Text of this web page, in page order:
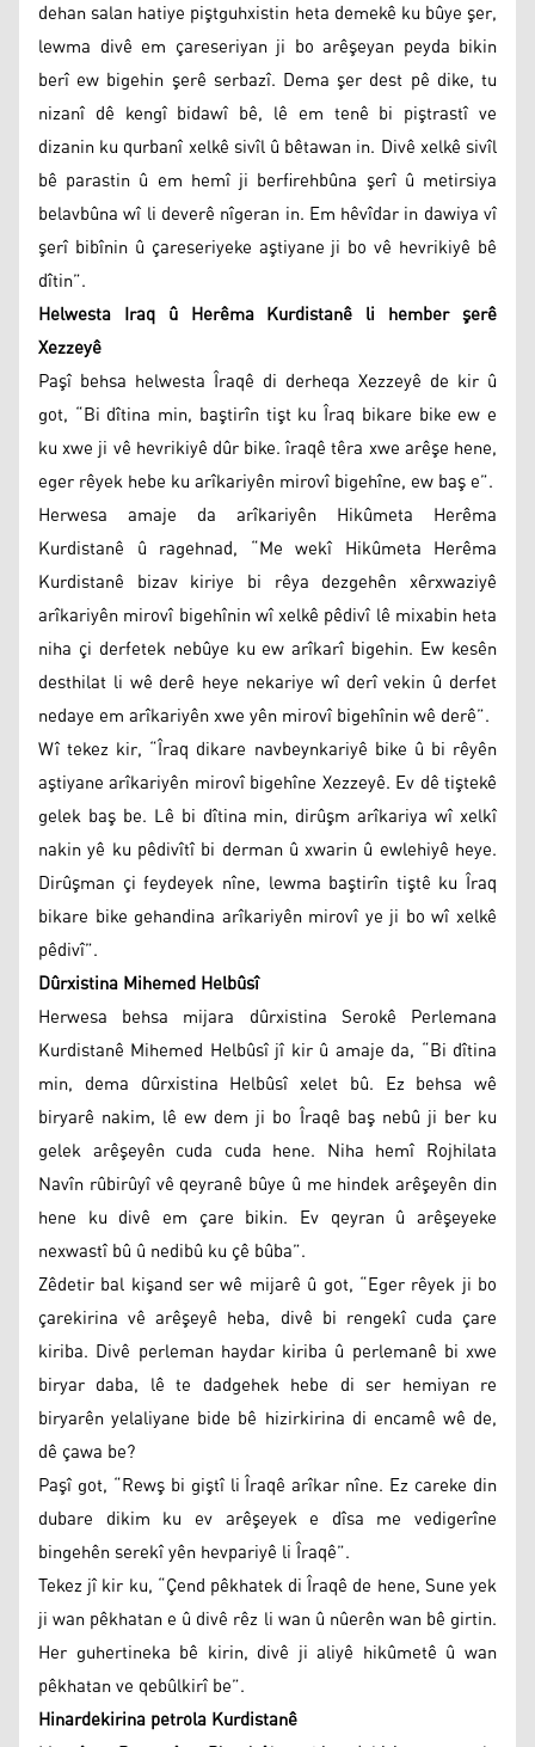
dehan salan hatiye piştguhxistin heta demekê ku bûye şer,
lewma divê em çareseriyan ji bo arêşeyan peyda bikin
berî ew bigehin şerê serbazî. Dema şer dest pê dike, tu
nizanî dê kengî bidawî bê, lê em tenê bi piştrastî ve
dizanin ku qurbanî xelkê sivîl û bêtawan in. Divê xelkê sivîl
bê parastin û em hemî ji berfirehbûna şerî û metirsiya
belavbûna wî li deverê nîgeran in. Em hêvîdar in dawiya vî
şerî bibînin û çareseriyeke aştiyane ji bo vê hevrikiyê bê
dîtin”.
Helwesta Iraq û Herêma Kurdistanê li hember şerê
Xezzeyê
Paşî behsa helwesta Îraqê di derheqa Xezzeyê de kir û
got, “Bi dîtina min, baştirîn tişt ku Îraq bikare bike ew e
ku xwe ji vê hevrikiyê dûr bike. îraqê têra xwe arêşe hene,
eger rêyek hebe ku arîkariyên mirovî bigehîne, ew baş e”.
Herwesa amaje da arîkariyên Hikûmeta Herêma
Kurdistanê û ragehnad, “Me wekî Hikûmeta Herêma
Kurdistanê bizav kiriye bi rêya dezgehên xêrxwaziyê
arîkariyên mirovî bigehînin wî xelkê pêdivî lê mixabin heta
niha çi derfetek nebûye ku ew arîkarî bigehin. Ew kesên
desthilat li wê derê heye nekariye wî derî vekin û derfet
nedaye em arîkariyên xwe yên mirovî bigehînin wê derê”.
Wî tekez kir, “Îraq dikare navbeynkariyê bike û bi rêyên
aştiyane arîkariyên mirovî bigehîne Xezzeyê. Ev dê tiştekê
gelek baş be. Lê bi dîtina min, dirûşm arîkariya wî xelkî
nakin yê ku pêdivîtî bi derman û xwarin û ewlehiyê heye.
Dirûşman çi feydeyek nîne, lewma baştirîn tiştê ku Îraq
bikare bike gehandina arîkariyên mirovî ye ji bo wî xelkê
pêdivî”.
Dûrxistina Mihemed Helbûsî
Herwesa behsa mijara dûrxistina Serokê Perlemana
Kurdistanê Mihemed Helbûsî jî kir û amaje da, “Bi dîtina
min, dema dûrxistina Helbûsî xelet bû. Ez behsa wê
biryarê nakim, lê ew dem ji bo Îraqê baş nebû ji ber ku
gelek arêşeyên cuda cuda hene. Niha hemî Rojhilata
Navîn rûbirûyî vê qeyranê bûye û me hindek arêşeyên din
hene ku divê em çare bikin. Ev qeyran û arêşeyeke
nexwastî bû û nedibû ku çê bûba”.
Zêdetir bal kişand ser wê mijarê û got, “Eger rêyek ji bo
çarekirina vê arêşeyê heba, divê bi rengekî cuda çare
kiriba. Divê perleman haydar kiriba û perlemanê bi xwe
biryar daba, lê te dadgehek hebe di ser hemiyan re
biryarên yelaliyane bide bê hizirkirina di encamê wê de,
dê çawa be?
Paşî got, “Rewş bi giştî li Îraqê arîkar nîne. Ez careke din
dubare dikim ku ev arêşeyek e dîsa me vedigerîne
bingehên serekî yên hevpariyê li Îraqê”.
Tekez jî kir ku, “Çend pêkhatek di Îraqê de hene, Sune yek
ji wan pêkhatan e û divê rêz li wan û nûerên wan bê girtin.
Her guhertineka bê kirin, divê ji aliyê hikûmetê û wan
pêkhatan ve qebûlkirî be”.
Hinardekirina petrola Kurdistanê